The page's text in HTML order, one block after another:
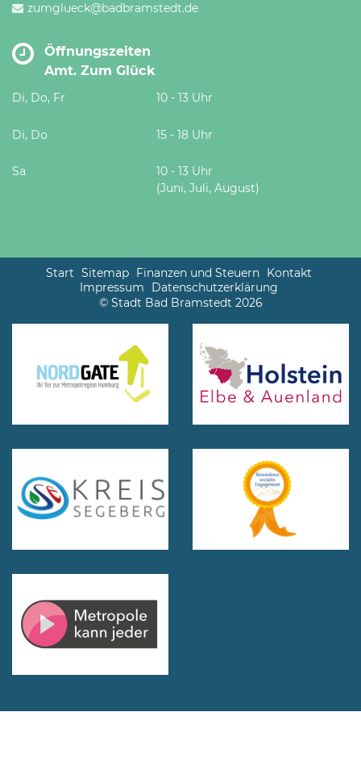
zumglueck@badbramstedt.de
Öffnungszeiten
Amt. Zum Glück
Di, Do, Fr 10 - 13 Uhr
Di, Do 15 - 18 Uhr
Sa
10 - 13 Uhr
(Juni, Juli, August)
Start Sitemap Finanzen und Steuern Kontakt
Impressum
Datenschutzerklärung
© Stadt Bad Bramstedt 2026